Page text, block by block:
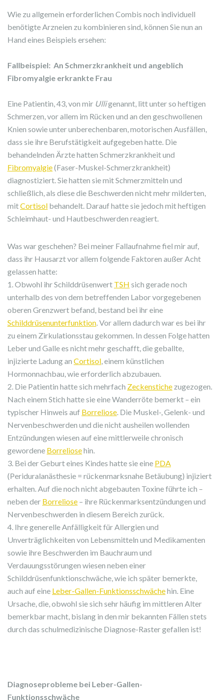
Wie zu allgemein erforderlichen Combis noch individuell
benötigte Arzneien zu kombinieren sind, können Sie nun an
Hand eines Beispiels ersehen:
Fallbeispiel: An Schmerzkrankheit und angeblich
Fibromyalgie erkrankte Frau
Eine Patientin, 43, von mir Ulligenannt, litt unter so heftigen
Schmerzen, vor allem im Rücken und an den geschwollenen
Knien sowie unter unberechenbaren, motorischen Ausfällen,
dass sie ihre Berufstätigkeit aufgegeben hatte. Die
behandelnden Ärzte hatten Schmerzkrankheit und
Fibromyalgie(Faser-Muskel-Schmerzkrankheit)
diagnostiziert. Sie hatten sie mit Schmerzmitteln und
schließlich, als diese die Beschwerden nicht mehr milderten,
mitCortisol behandelt. Darauf hatte sie jedoch mit heftigen
Schleimhaut- und Hautbeschwerden reagiert.
Was war geschehen? Bei meiner Fallaufnahme fiel mir auf,
dass ihr Hausarzt vor allem folgende Faktoren außer Acht
gelassen hatte:
1. Obwohl ihr Schilddrüsenwert TSH sich gerade noch
unterhalb des von dem betreffenden Labor vorgegebenen
oberen Grenzwert befand, bestand bei ihr eine
Schilddrüsenunterfunktion. Vor allem dadurch war es bei ihr
zu einem Zirkulationsstau gekommen. In dessen Folge hatten
Leber und Galle es nicht mehr geschafft, die geballte,
injizierte Ladung an Cortisol, einem künstlichen
Hormonnachbau, wie erforderlich abzubauen.
2. Die Patientin hatte sich mehrfach Zeckenstiche zugezogen.
Nach einem Stich hatte sie eine Wanderröte bemerkt – ein
typischer Hinweis auf Borreliose. Die Muskel-, Gelenk- und
Nervenbeschwerden und die nicht ausheilen wollenden
Entzündungen wiesen auf eine mittlerweile chronisch
gewordene Borreliosehin.
3. Bei der Geburt eines Kindes hatte sie eine PDA
(Periduralanästhesie = rückenmarksnahe Betäubung) injiziert
erhalten. Auf die noch nicht abgebauten Toxine führte ich –
neben der Borreliose – ihre Rückenmarksentzündungen und
Nervenbeschwerden in diesem Bereich zurück.
4. Ihre generelle Anfälligkeit für Allergien und
Unverträglichkeiten von Lebensmitteln und Medikamenten
sowie ihre Beschwerden im Bauchraum und
Verdauungsstörungen wiesen neben einer
Schilddrüsenfunktionschwäche, wie ich später bemerkte,
auch auf eine Leber-Gallen-Funktionsschwächehin. Eine
Ursache, die, obwohl sie sich sehr häufig im mittleren Alter
bemerkbar macht, bislang in den mir bekannten Fällen stets
durch das schulmedizinische Diagnose-Raster gefallen ist!
Diagnoseprobleme bei Leber-Gallen-
Funktionsschwäche